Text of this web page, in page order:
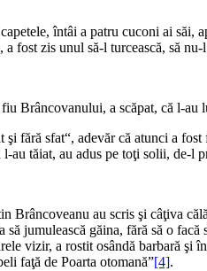
întâi a patru cuconi ai
fost zis unul să-l turcească, să nu-
Brâncovanului, a scăpat, că l-au
şi fără sfat“, adevăr că atunci a
au tăiat, au adus pe toţi solii, de-l
Brâncoveanu au scris şi câţiva
jumulească găina, fără să o facă
vizir, a rostit osândă barbară şi
faţă de Poarta otomană”[4].